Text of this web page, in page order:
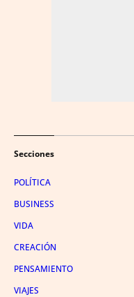
Secciones
POLÍTICA
BUSINESS
VIDA
CREACIÓN
PENSAMIENTO
VIAJES